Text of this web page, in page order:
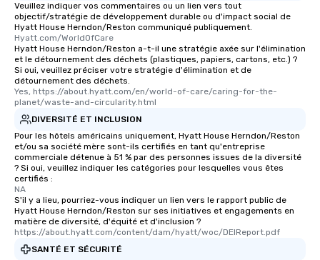
Veuillez indiquer vos commentaires ou un lien vers tout
objectif/stratégie de développement durable ou d'impact social de
Hyatt House Herndon/Reston communiqué publiquement.
Hyatt.com/WorldOfCare
Hyatt House Herndon/Reston a-t-il une stratégie axée sur l'élimination
et le détournement des déchets (plastiques, papiers, cartons, etc.) ?
Si oui, veuillez préciser votre stratégie d'élimination et de
détournement des déchets.
Yes, https://about.hyatt.com/en/world-of-care/caring-for-the-
planet/waste-and-circularity.html
DIVERSITÉ ET INCLUSION
Pour les hôtels américains uniquement, Hyatt House Herndon/Reston
et/ou sa société mère sont-ils certifiés en tant qu'entreprise
commerciale détenue à 51 % par des personnes issues de la diversité
? Si oui, veuillez indiquer les catégories pour lesquelles vous êtes
certifiés :
NA
S'il y a lieu, pourriez-vous indiquer un lien vers le rapport public de
Hyatt House Herndon/Reston sur ses initiatives et engagements en
matière de diversité, d'équité et d'inclusion ?
https://about.hyatt.com/content/dam/hyatt/woc/DEIReport.pdf
SANTÉ ET SÉCURITÉ